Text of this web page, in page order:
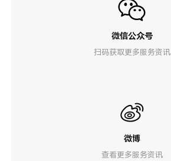
微信公众号
扫码获取更多服务资讯
微博
查看更多服务资讯